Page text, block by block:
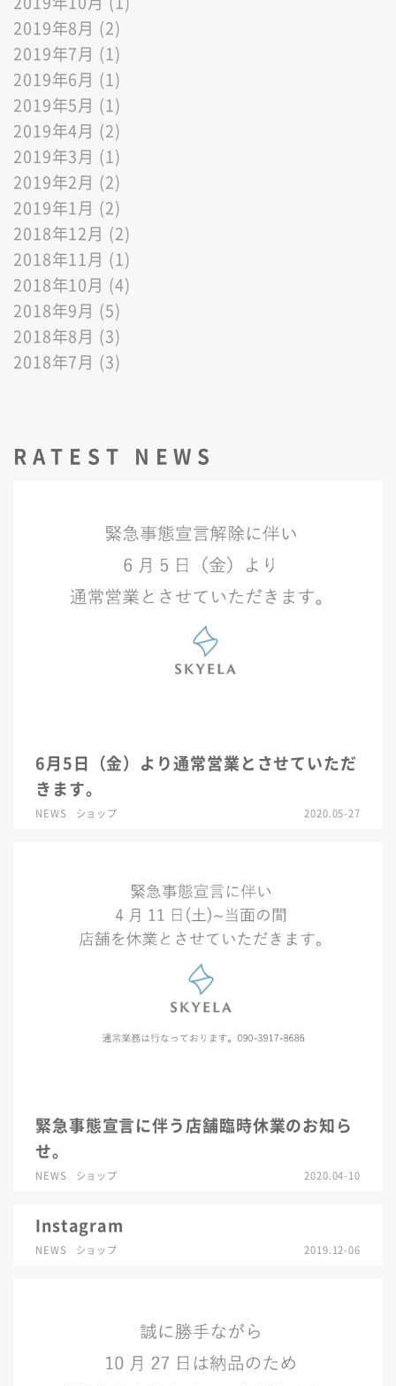
2019年8月 (2)
2019年7月 (1)
2019年6月 (1)
2019年5月 (1)
2019年4月 (2)
2019年3月 (1)
2019年2月 (2)
2019年1月 (2)
2018年12月 (2)
2018年11月 (1)
2018年10月 (4)
2018年9月 (5)
2018年8月 (3)
2018年7月 (3)
RATEST NEWS
6月5日（金）より通常営業とさせていただ
きます。
NEWS ショップ 2020.05-27
緊急事態宣言に伴う店舗臨時休業のお知ら
せ。
NEWS ショップ 2020.04-10
Instagram
NEWS ショップ 2019.12-06